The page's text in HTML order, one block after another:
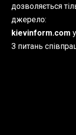
дозволяється
джерело:
kievinform.com
З питань